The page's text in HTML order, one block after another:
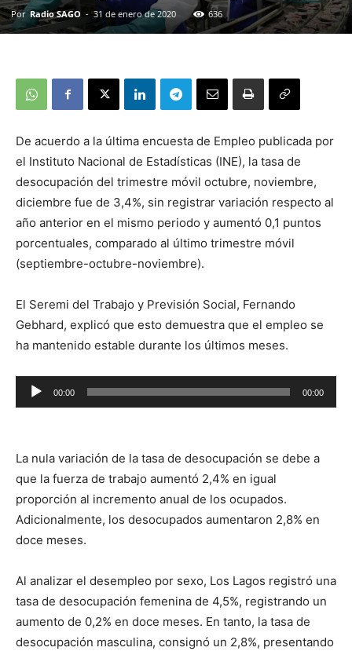
Por Radio SAGO - 31 de enero de 2020 636
De acuerdo a la última encuesta de Empleo publicada por
el Instituto Nacional de Estadísticas (INE), la tasa de
desocupación del trimestre móvil octubre, noviembre,
diciembre fue de 3,4%, sin registrar variación respecto al
año anterior en el mismo periodo y aumentó 0,1 puntos
porcentuales, comparado al último trimestre móvil
(septiembre-octubre-noviembre).
El Seremi del Trabajo y Previsión Social, Fernando
Gebhard, explicó que esto demuestra que el empleo se
ha mantenido estable durante los últimos meses.
Reproductor
de
00:00 00:00
La nula variación de la tasa de desocupación se debe a
que la fuerza de trabajo aumentó 2,4% en igual
proporción al incremento anual de los ocupados.
Adicionalmente, los desocupados aumentaron 2,8% en
doce meses.
Al analizar el desempleo por sexo, Los Lagos registró una
tasa de desocupación femenina de 4,5%, registrando un
aumento de 0,2% en doce meses. En tanto, la tasa de
desocupación masculina, consignó un 2,8%, presentando